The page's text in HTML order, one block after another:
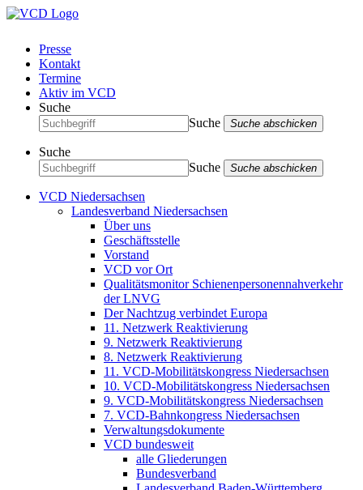
Presse
Kontakt
Termine
Aktiv im VCD
Suche
Suche
Suche abschicken
Suche
Suche
Suche abschicken
VCD Niedersachsen
Landesverband Niedersachsen
Über uns
Geschäftsstelle
Vorstand
VCD vor Ort
Qualitätsmonitor Schienenpersonennahverkehr
der LNVG
Der Nachtzug verbindet Europa
11. Netzwerk Reaktivierung
9. Netzwerk Reaktivierung
8. Netzwerk Reaktivierung
11. VCD-Mobilitätskongress Niedersachsen
10. VCD-Mobilitätskongress Niedersachsen
9. VCD-Mobilitätskongress Niedersachsen
7. VCD-Bahnkongress Niedersachsen
Verwaltungsdokumente
VCD bundesweit
alle Gliederungen
Bundesverband